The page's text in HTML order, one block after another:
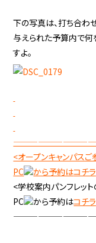
下の写真は、打ち合わ
与えられた予算内で何
すよ。
<オープンキャンパス
PC
から予約はコチラ
<学校案内パンフレッ
PC
から予約はコチラ